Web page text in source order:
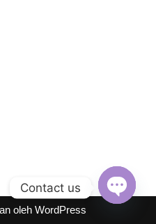
oleh WordPress
Contact us